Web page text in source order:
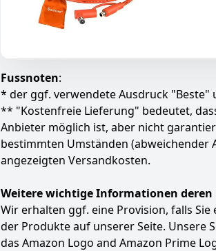
Fussnoten:
* der ggf. verwendete Ausdruck "Beste"
** "Kostenfreie Lieferung" bedeutet,
Anbieter möglich ist, aber nicht
bestimmten Umständen (abweichender
angezeigten Versandkosten.
Weitere wichtige Informationen
Wir erhalten ggf. eine Provision, falls
der Produkte auf unserer Seite. Unsere
das Amazon Logo and Amazon Prime